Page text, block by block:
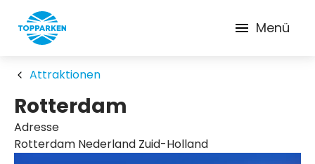
Menü
Attraktionen
Rotterdam
Adresse
Rotterdam Nederland Zuid-Holland